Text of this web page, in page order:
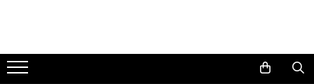
Volkswagen